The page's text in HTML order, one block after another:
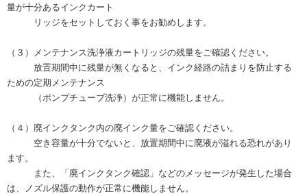
量が十分あるインクカート
リッジをセットしておく事をお勧めします。
（３）メンテナンス洗浄液カートリッジの残量をご確認ください。
放置期間中に残量が無くなると、インク経路の詰まりを防止する
ための定期メンテナンス
（ポンプチューブ洗浄）が正常に機能しません。
（４）廃インクタンク内の廃インク量をご確認ください。
空き容量が十分でないと、放置期間中に廃液が溢れる恐れがあり
ます。
また、「廃インクタンク確認」などのメッセージが発生した場合
は、ノズル保護の動作が正常に機能しません。